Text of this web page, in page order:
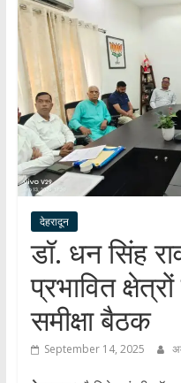
हर
खबर
।
सच्ची
खबर
।
सबकी
खबर
देहरादून
डॉ. धन सिंह
प्रभावित
समीक्षा बैठक
September 14, 2025